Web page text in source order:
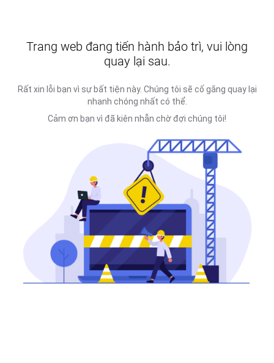
Trang web đang tiến hành bảo trì, vui lòng
quay lại sau.
Rất xin lỗi bạn vì sự bất tiện này. Chúng tôi sẽ cố gắng quay lại
nhanh chóng nhất có thể.
Cảm ơn bạn vì đã kiên nhẫn chờ đợi chúng tôi!